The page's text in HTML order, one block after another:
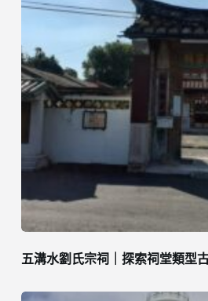
五溝水劉氏宗祠｜探索祠堂類型